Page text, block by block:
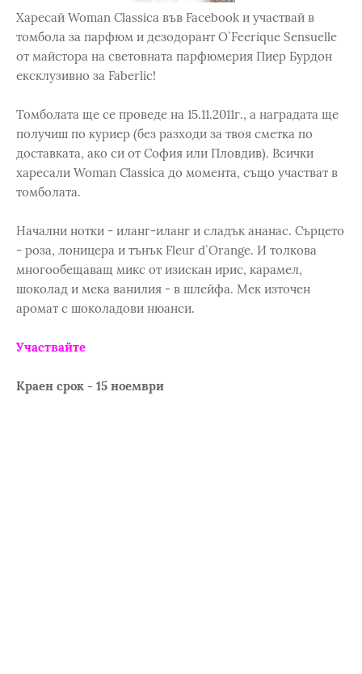
Харесай Woman Classica във Facebook и участвай в
томбола за парфюм и дезодорант O`Feerique Sensuelle
от майстора на световната парфюмерия Пиер Бурдон
ексклузивно за Faberlic!
Томболата ще се проведе на 15.11.2011г., а наградата ще
получиш по куриер (без разходи за твоя сметка по
доставката, ако си от София или Пловдив). Всички
харесали Woman Classica до момента, също участват в
томболата.
Начални нотки - иланг-иланг и сладък ананас. Сърцето
- роза, лоницера и тънък Fleur d`Orange. И толкова
многообещаващ микс от изискан ирис, карамел,
шоколад и мека ванилия - в шлейфа. Мек източен
аромат с шоколадови нюанси.
Участвайте
Краен срок - 15 ноември